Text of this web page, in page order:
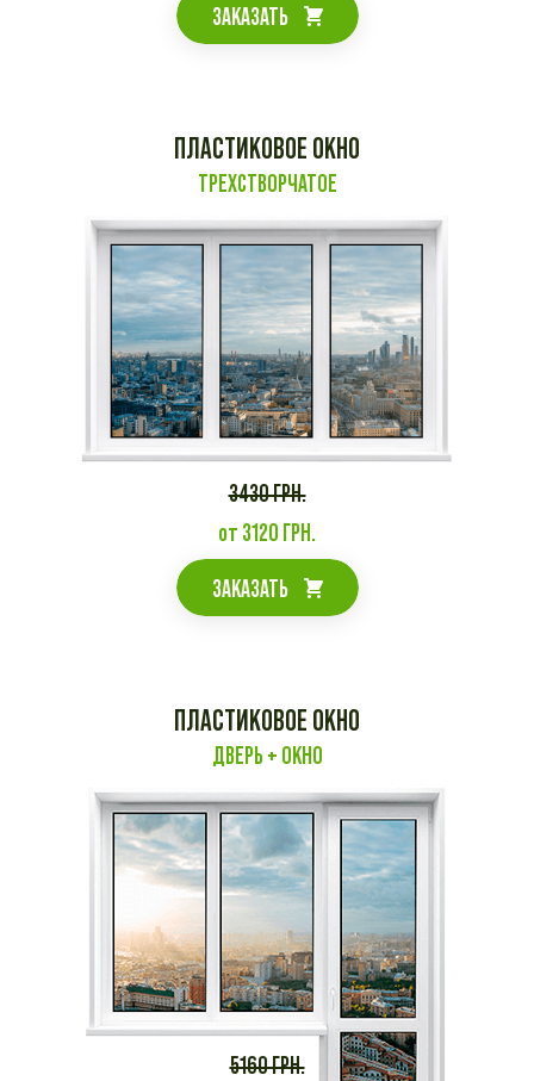
ЗАКАЗАТЬ
ПЛАСТИКОВОЕ ОКНО
ТРЕХСТВОРЧАТОЕ
3430 ГРН.
от 3120 ГРН.
ЗАКАЗАТЬ
ПЛАСТИКОВОЕ ОКНО
ДВЕРЬ + ОКНО
5160 ГРН.